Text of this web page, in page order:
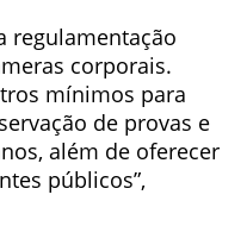
regulamentação
corporais.
mínimos para
de provas e
além de oferecer
públicos”,